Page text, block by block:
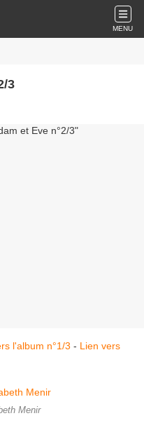
MENU
3
l'album n°1/3 - Lien vers
Menir